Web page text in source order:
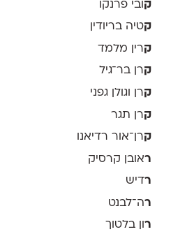
קובי פרנקו
קטיה בריודין
קרין מלמד
קרן בר־גיל
קרן וגולן גפני
קרן תגר
קרן־אור רדיאנו
ראובן קרסיק
רדיש
רה־לבנט
רון בלטוך